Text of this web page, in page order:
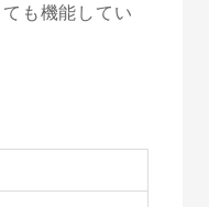
も機能してい